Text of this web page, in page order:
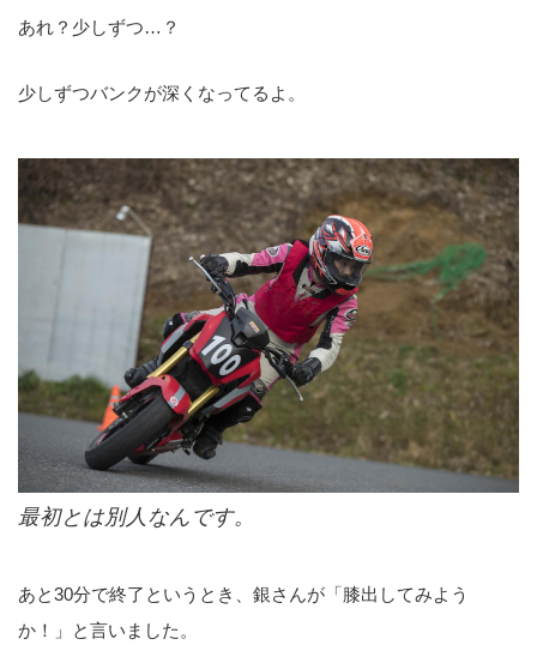
あれ？少しずつ…？
少しずつバンクが深くなってるよ。
最初とは別人なんです。
あと30分で終了というとき、銀さんが「膝出してみよう
か！」と言いました。